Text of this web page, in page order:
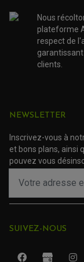
KIT CHAÎNE
Nous
plateforme
respect de
clients.
NEWSLETTER
Inscrivez-vous à
et bons plans, ainsi
pouvez vous
SUIVEZ-NOUS